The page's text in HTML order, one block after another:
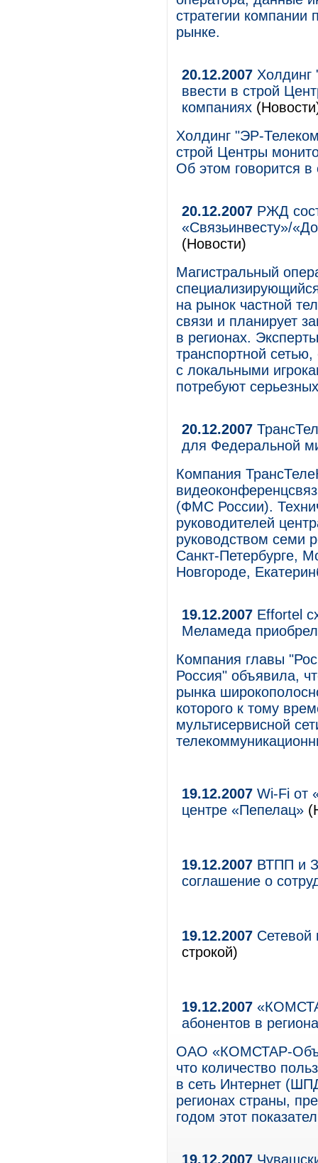
стратегии компании
рынке.
20.12.2007 Холдинг
ввести в строй
компаниях
Холдинг "ЭР-
строй Центры
Об этом говорится
20.12.2007 РЖД
«Связьинвесту»/
(Новости)
Магистральный
на рынок частной
связи и планирует
в регионах.
транспортной
с локальными
потребуют
20.12.2007
для Федеральной
Компания
(ФМС России).
руководителей
руководством семи
Санкт-Петербурге,
Новгороде,
19.12.2007 Effortel
Меламеда
Компания главы
Россия" объявила,
рынка
которого к тому
мультисервисной
19.12.2007 Wi-Fi от
центре «Пепелац»
19.12.2007 ВТПП и
соглашение о
19.12.2007
строкой)
19.12.2007
абонентов в
ОАО «КОМСТАР-
что количество
в сеть Интернет
регионах страны,
годом этот
19.12.2007